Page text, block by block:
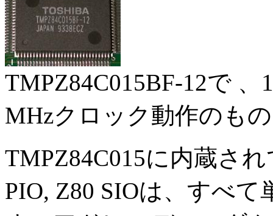
TMPZ84C015BF-12で
MHzクロック動作のも
TMPZ84C015に内蔵さ
PIO, Z80 SIOは、すべ